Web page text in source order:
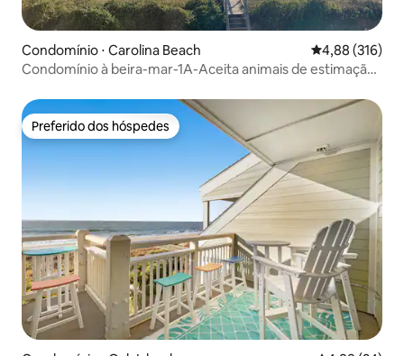
Condomínio ⋅ Carolina Beach 4,88 de uma
4,88 (316)
Condomínio à beira-mar-1A-Aceita animais de estimação!
Preferido dos hóspedes
Preferido dos hóspedes